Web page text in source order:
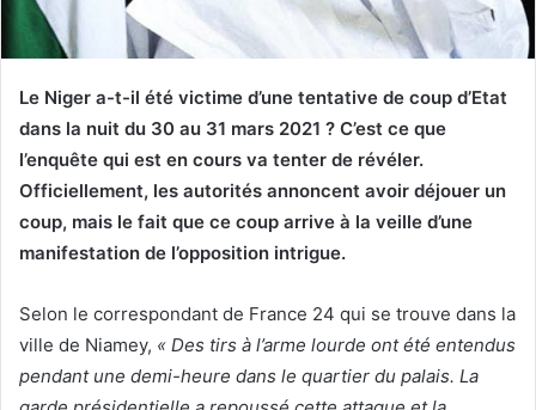
Le Niger a-t-il été victime d’une tentative de coup d’Etat
dans la nuit du 30 au 31 mars 2021 ? C’est ce que
l’enquête qui est en cours va tenter de révéler.
Officiellement, les autorités annoncent avoir déjouer un
coup, mais le fait que ce coup arrive à la veille d’une
manifestation de l’opposition intrigue.
Selon le correspondant de France 24 qui se trouve dans la
ville de Niamey, « Des tirs à l’arme lourde ont été entendus
pendant une demi-heure dans le quartier du palais. La